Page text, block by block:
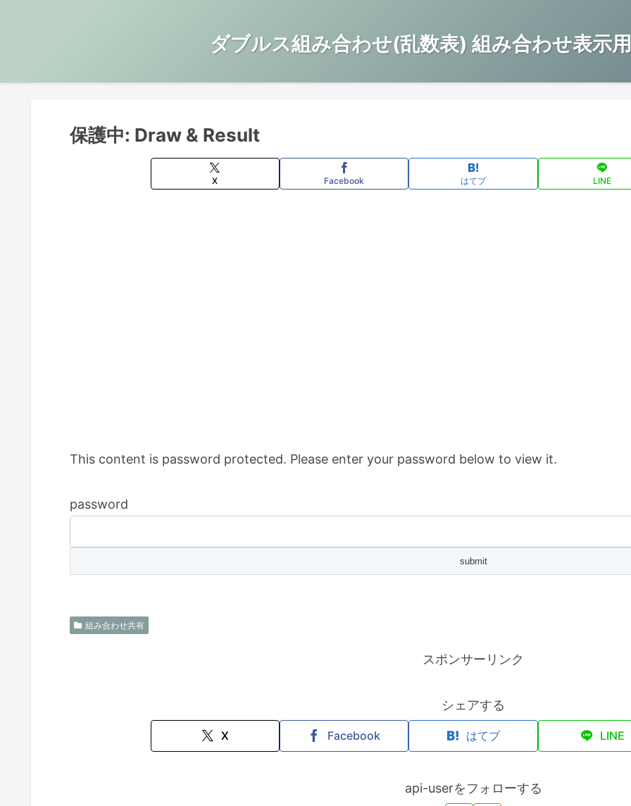
ダブルス組み合わせ(乱数表) 組み合わせ表示
保護中: Draw & Result
X Facebook はてブ LINE
This content is password protected. Please enter your password below to view it.
password
組み合わせ共有
スポンサーリンク
シェアする
X Facebook はてブ LINE
api-userをフォローする